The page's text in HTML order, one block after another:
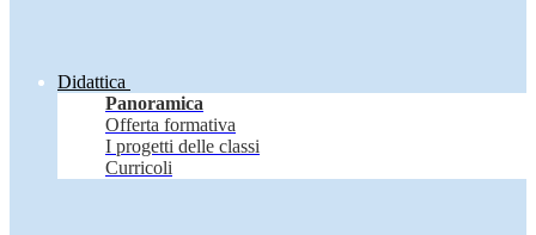
Didattica
Panoramica
Offerta formativa
I progetti delle classi
Curricoli